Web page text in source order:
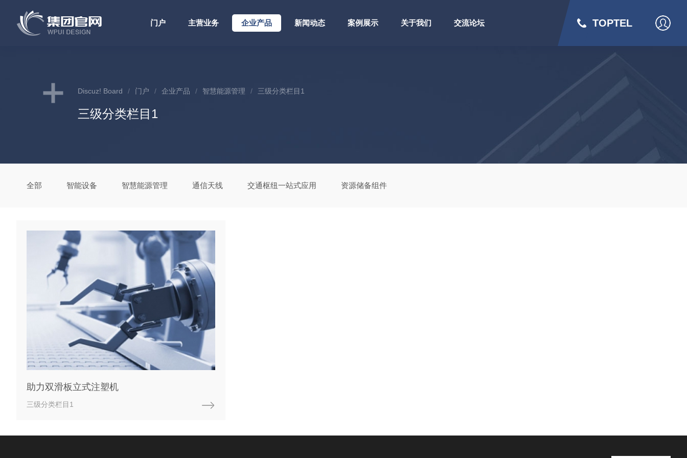
门户 主营业务 企业产品 新闻动态 案例展示 关于我们 交流论坛 TOPTEL
Discuz! Board / 门户 / 企业产品 / 智慧能源管理 / 三级分类栏目1
三级分类栏目1
全部 智能设备 智慧能源管理 通信天线 交通枢纽一站式应用 资源储备组件
助力双滑板立式注塑机
三级分类栏目1